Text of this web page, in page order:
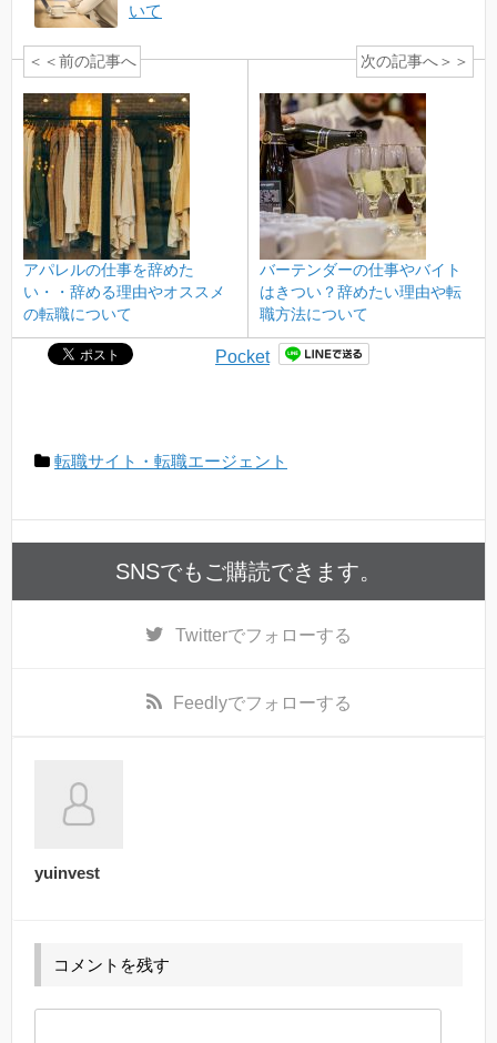
いて
＜＜前の記事へ
アパレルの仕事を辞めた
い・・辞める理由やオススメ
の転職について
次の記事へ＞＞
バーテンダーの仕事やバイト
はきつい？辞めたい理由や転
職方法について
Pocket
転職サイト・転職エージェント
SNSでもご購読できます。
Twitterでフォローする
Feedlyでフォローする
yuinvest
コメントを残す